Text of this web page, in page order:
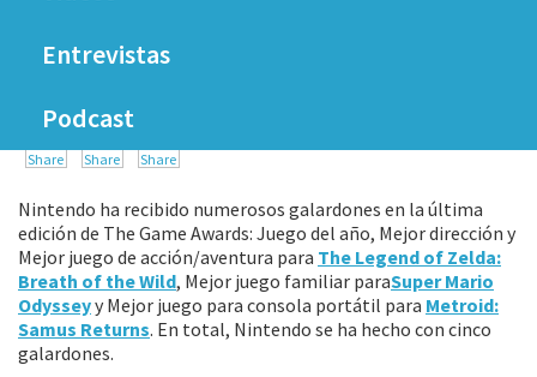
SWITCH
XBOX
ONE
PC
Series
Juegos
de
Mesa
Entrevistas
Podcast
Share this...
Nintendo ha recibido numerosos galardones en la última
edición de The Game Awards: Juego del año, Mejor dirección y
Mejor juego de acción/aventura para The Legend of Zelda:
Breath of the Wild, Mejor juego familiar paraSuper Mario
Odysseyy Mejor juego para consola portátil para Metroid:
Samus Returns. En total, Nintendo se ha hecho con cinco
galardones.